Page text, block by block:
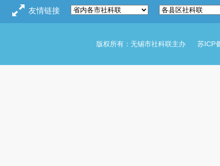
友情链接
版权所有：无锡市社科联主办 苏ICP